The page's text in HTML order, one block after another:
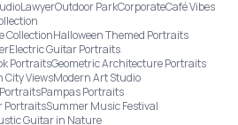
LawyerOutdoor ParkCorporateCafé Vibes
CollectionHalloween Themed Portraits
Electric Guitar Portraits
PortraitsGeometric Architecture Portraits
City ViewsModern Art Studio
Pampas Portraits
PortraitsSummer Music Festival
Guitar in Nature